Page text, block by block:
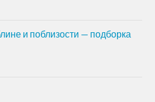
и поблизости — подборка